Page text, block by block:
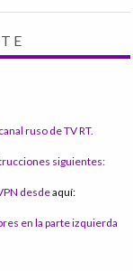
ruso de TV RT.
siguientes:
desdeaquí:
en la parte izquierda